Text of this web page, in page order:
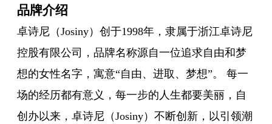
品牌介绍
卓诗尼（Josiny）创于1998年，隶属于浙江卓诗尼
控股有限公司，品牌名称源自一位追求自由和梦
想的女性名字，寓意“自由、进取、梦想”。 每一
场的经历都有意义，每一步的人生都要美丽，自
创办以来，卓诗尼（Josiny）不断创新，以引领潮